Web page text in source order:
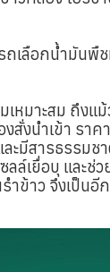
เลือกน้ำมันพื
หมาะสม ถึงแ
สั่งนำเข้า รา
มีสารธรรมช
ลล์เยื่อบุ และ
ำข้าว จึงเป็น